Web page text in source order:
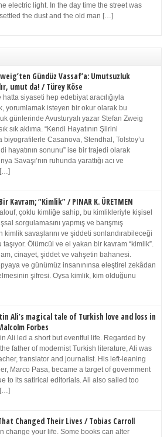
electric light. In the day time the street was
the dust and the old man […]
Gündüz Vassaf’a: Umutsuzluk
umut da! / Türey Köse
hatta siyaseti hep edebiyat aracılığıyla
yorumlamak isteyen bir okur olarak bu
günlerinde Avusturyalı yazar Stefan Zweig
sık aklıma. “Kendi Hayatının Şiirini
biyografilerle Casanova, Stendhal, Tolstoy’u
hayatının sonunu” ise bir trajedi olarak
Savaşı’nın ruhunda yarattığı acı ve
Kavram; “Kimlik” / PINAR K. ÜRETMEN
çoklu kimliğe sahip, bu kimlikleriyle kişisel
sorgulamasını yapmış ve barışmış
kimlik savaşlarını ve şiddeti sonlandırabileceği
taşıyor. Ölümcül ve el yakan bir kavram “kimlik”.
cinayet, şiddet ve vahşetin bahanesi.
ve günümüz insanınınsa eleştirel zekâdan
şifresi. Oysa kimlik, kim olduğunu
Ali’s magical tale of Turkish love and loss in
Forbes
Ali led a short but eventful life. Regarded by
father of modernist Turkish literature, Ali was
translator and journalist. His left-leaning
Marco Pasa, became a target of government
to its satirical editorials. Ali also sailed too
Changed Their Lives / Tobias Carroll
change your life. Some books can alter